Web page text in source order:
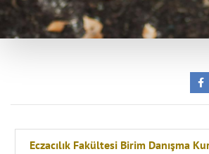
Eczacılık Fakültesi Birim Danışma